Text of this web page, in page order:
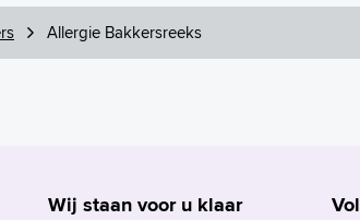
Allergie Bakkersreeks
Wij staan voor u klaar